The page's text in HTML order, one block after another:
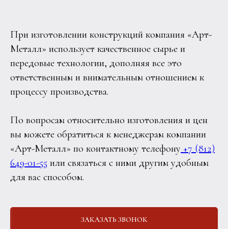
При изготовлении конструкций компания «Арт-
Металл» использует качественное сырье и
передовые технологии, дополняя все это
ответственным и внимательным отношением к
процессу производства.
По вопросам относительно изготовления и цен
вы можете обратиться к менеджерам компании
«Арт-Металл» по контактному телефону +7 (812)
649-01-55 или связаться с ними другим удобным
для вас способом.
ЗАКАЗАТЬ ЗВОНОК